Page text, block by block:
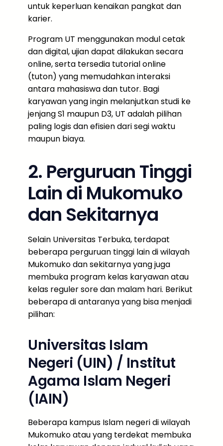
untuk keperluan kenaikan pangkat dan
karier.
Program UT menggunakan modul cetak
dan digital, ujian dapat dilakukan secara
online, serta tersedia tutorial online
(tuton) yang memudahkan interaksi
antara mahasiswa dan tutor. Bagi
karyawan yang ingin melanjutkan studi ke
jenjang S1 maupun D3, UT adalah pilihan
paling logis dan efisien dari segi waktu
maupun biaya.
2. Perguruan Tinggi
Lain di Mukomuko
dan Sekitarnya
Selain Universitas Terbuka, terdapat
beberapa perguruan tinggi lain di wilayah
Mukomuko dan sekitarnya yang juga
membuka program kelas karyawan atau
kelas reguler sore dan malam hari. Berikut
beberapa di antaranya yang bisa menjadi
pilihan:
Universitas Islam
Negeri (UIN) / Institut
Agama Islam Negeri
(IAIN)
Beberapa kampus Islam negeri di wilayah
Mukomuko atau yang terdekat membuka